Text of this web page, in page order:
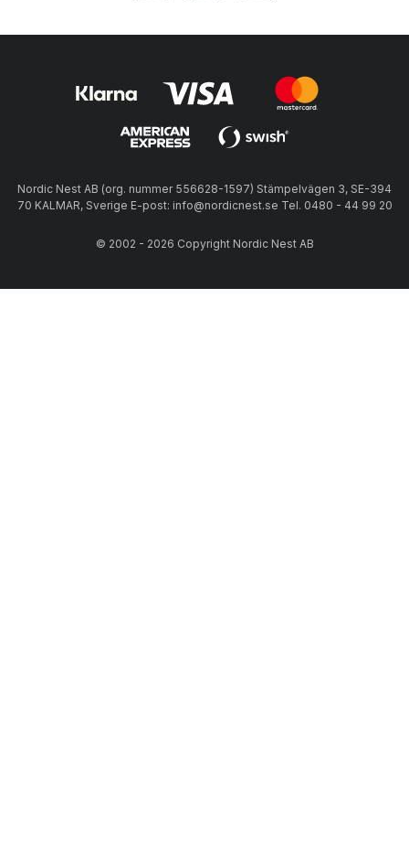
Nordic Nest AB (org. nummer 556628-1597) Stämpelvägen 3, SE-394
70 KALMAR, Sverige E-post: info@nordicnest.se Tel. 0480 - 44 99 20
© 2002 - 2026 Copyright Nordic Nest AB